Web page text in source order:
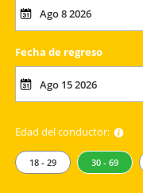
Fecha de regreso
Edad del conductor:
18 - 29 30 - 69